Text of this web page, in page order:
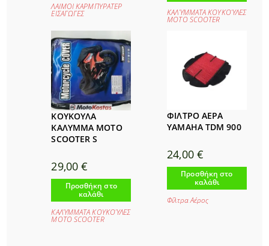
ΛΑΙΜΟΙ ΚΑΡΜΠΥΡΑΤΕΡ
ΕΙΣΑΓΩΓΕΣ
ΚΑΛΎΜΜΑΤΑ ΚΟΥΚΟΎΛΕΣ
ΜΟΤΟ SCOOTER
ΚΟΥΚΟΥΛΑ
ΚΑΛΥΜΜΑ MOTO
SCOOTER S
29,00€
Προσθήκη στο
καλάθι
ΚΑΛΎΜΜΑΤΑ ΚΟΥΚΟΎΛΕΣ
ΜΟΤΟ SCOOTER
ΦΙΛΤΡΟ ΑΕΡΑ
YAMAHA TDM 900
24,00 €
Προσθήκη στο
καλάθι
Φίλτρα Αέρος